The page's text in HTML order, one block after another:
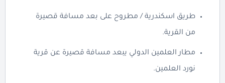
طريق اسكندرية / مطروح على بعد مسافة قصيرة
من القرية.
مطار العلمين الدولي يبعد مسافة قصيرة عن قرية
نورد العلمين.